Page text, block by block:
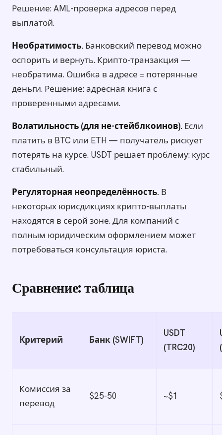
Решение: AML-проверка адресов перед
выплатой.
Необратимость. Банковский перевод можно
оспорить и вернуть. Крипто-транзакция —
необратима. Ошибка в адресе = потерянные
деньги. Решение: адресная книга с
проверенными адресами.
Волатильность (для не-стейблкоинов). Если
платить в BTC или ETH — получатель рискует
потерять на курсе. USDT решает проблему: курс
стабильный.
Регуляторная неопределённость. В
некоторых юрисдикциях крипто-выплаты
находятся в серой зоне. Для компаний с
полным юридическим оформлением может
потребоваться консультация юриста.
Сравнение: таблица
Критерий Банк (SWIFT)
USDT
(TRC20)
Комиссия за
перевод
$25-50 ~$1